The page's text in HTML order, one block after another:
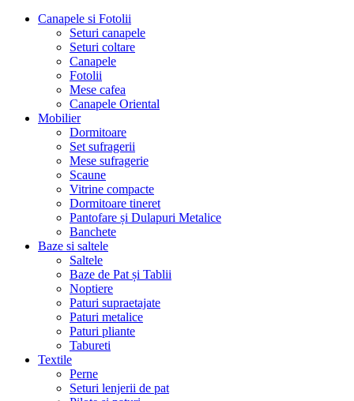
Canapele si Fotolii
Seturi canapele
Seturi coltare
Canapele
Fotolii
Mese cafea
Canapele Oriental
Mobilier
Dormitoare
Set sufragerii
Mese sufragerie
Scaune
Vitrine compacte
Dormitoare tineret
Pantofare și Dulapuri Metalice
Banchete
Baze si saltele
Saltele
Baze de Pat și Tablii
Noptiere
Paturi supraetajate
Paturi metalice
Paturi pliante
Tabureti
Textile
Perne
Seturi lenjerii de pat